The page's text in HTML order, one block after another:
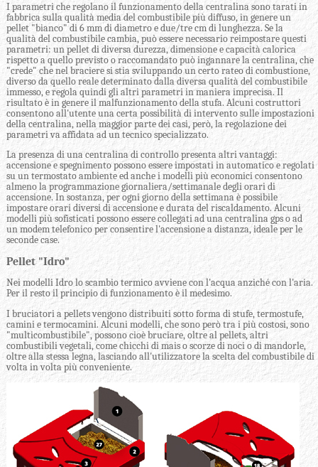
I parametri che regolano il funzionamento della centralina sono tarati in
fabbrica sulla qualità media del combustibile più diffuso, in genere un
pellet "bianco" di 6 mm di diametro e due/tre cm di lunghezza. Se la
qualità del combustibile cambia, può essere necessario reimpostare questi
parametri: un pellet di diversa durezza, dimensione e capacità calorica
rispetto a quello previsto o raccomandato può ingannare la centralina, che
"crede" che nel braciere si stia sviluppando un certo rateo di combustione,
diverso da quello reale determinato dalla diversa qualità del combustibile
immesso, e regola quindi gli altri parametri in maniera imprecisa. Il
risultato è in genere il malfunzionamento della stufa. Alcuni costruttori
consentono all'utente una certa possibilità di intervento sulle impostazioni
della centralina, nella maggior parte dei casi, però, la regolazione dei
parametri va affidata ad un tecnico specializzato.
La presenza di una centralina di controllo presenta altri vantaggi:
accensione e spegnimento possono essere impostati in automatico e regolati
su un termostato ambiente ed anche i modelli più economici consentono
almeno la programmazione giornaliera/settimanale degli orari di
accensione. In sostanza, per ogni giorno della settimana è possibile
impostare orari diversi di accensione e durata del riscaldamento. Alcuni
modelli più sofisticati possono essere collegati ad una centralina gps o ad
un modem telefonico per consentire l'accensione a distanza, ideale per le
seconde case.
Pellet "Idro"
Nei modelli Idro lo scambio termico avviene con l'acqua anziché con l'aria.
Per il resto il principio di funzionamento è il medesimo.
I bruciatori a pellets vengono distribuiti sotto forma di stufe, termostufe,
camini e termocamini. Alcuni modelli, che sono però tra i più costosi, sono
"multicombustibile", possono cioè bruciare, oltre al pellets, altri
combustibili vegetali, come chicchi di mais o scorze di noci o di mandorle,
oltre alla stessa legna, lasciando all'utilizzatore la scelta del combustibile di
volta in volta più conveniente.